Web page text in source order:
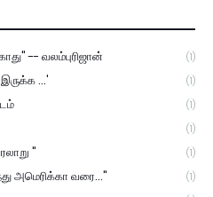
-- வலம்புரிஜான் (1)
...' (1)
(1)
(1)
" (1)
அமெரிக்கா வரை..." (1)